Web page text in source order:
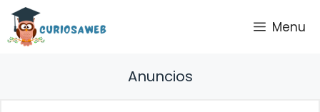
Saltar
contenido
Menu
Anuncios